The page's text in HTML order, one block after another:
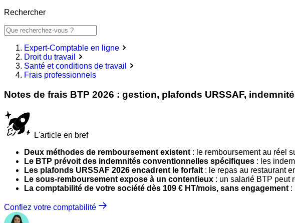
Rechercher
Expert-Comptable en ligne
Droit du travail
Santé et conditions de travail
Frais professionnels
Notes de frais BTP 2026 : gestion, plafonds URSSAF,
L'article en bref
Deux méthodes de remboursement existent : le remboursement au réel
Le BTP prévoit des indemnités conventionnelles spécifiques : les
Les plafonds URSSAF 2026 encadrent le forfait : le repas au restaurant
Le sous-remboursement expose à un contentieux : un salarié BTP peut
La comptabilité de votre société dès 109 € HT/mois, sans engagement :
Confiez votre comptabilité